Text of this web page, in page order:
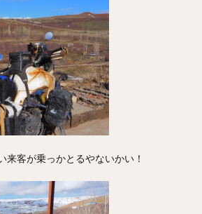
来客が乗っかとるやないかい！